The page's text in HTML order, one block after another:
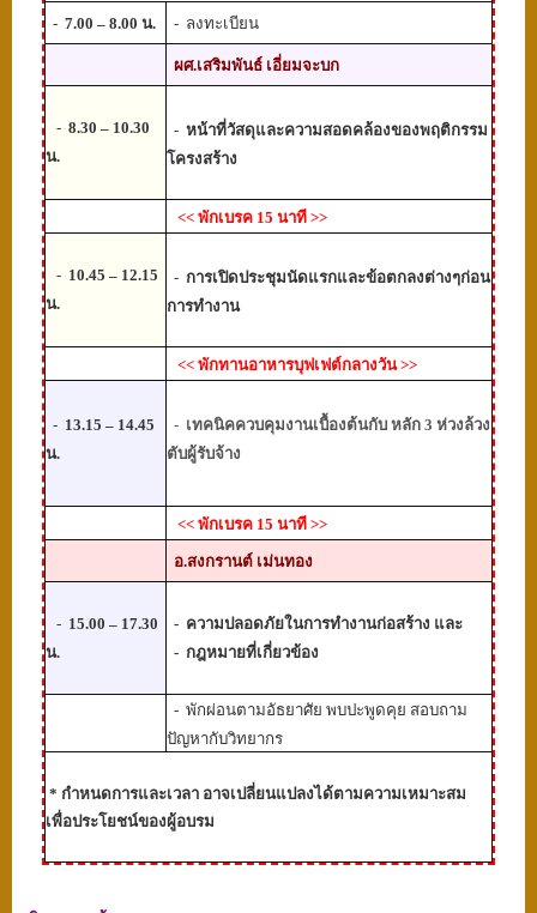
- 7.00 – 8.00 น. - ลงทะเบียน
ผศ.เสริมพันธ์ เอี่ยมจะบก
- 8.30 – 10.30
น.
- หน้าที่วัสดุและความสอดคล้องของพฤติกรรม
โครงสร้าง
<< พักเบรค 15 นาที >>
- 10.45 – 12.15
น.
- การเปิดประชุมนัดแรกและข้อตกลงต่างๆก่อน
การทำงาน
<< พักทานอาหารบุฟเฟต์กลางวัน>>
- 13.15 – 14.45
น.
- เทคนิคควบคุมงานเบื้องต้นกับ หลัก 3 ห่วงล้วง
ตับผู้รับจ้าง
<< พักเบรค 15 นาที >>
อ.สงกรานต์ เม่นทอง
- 15.00 – 17.30
น.
- ความปลอดภัยในการทำงานก่อสร้าง และ
- กฎหมายที่เกี่ยวข้อง
- พักผ่อนตามอัธยาศัย พบปะพูดคุย สอบถาม
ปัญหากับวิทยากร
* กำหนดการและเวลา อาจเปลี่ยนแปลงได้ตามความเหมาะสม
เพื่อประโยชน์ของผู้อบรม